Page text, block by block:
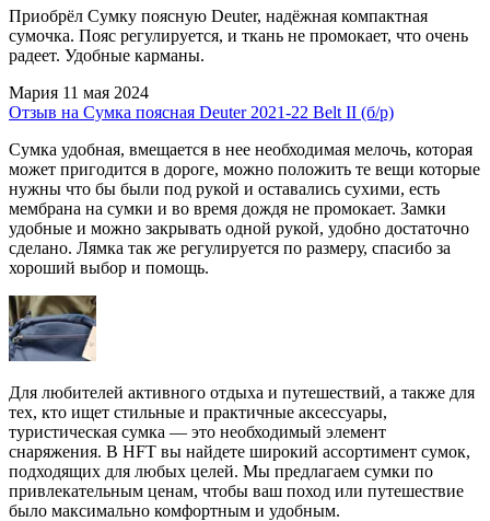
Приобрёл Сумку поясную Deuter, надёжная компактная
сумочка. Пояс регулируется, и ткань не промокает, что очень
радеет. Удобные карманы.
Мария 11 мая 2024
Отзыв на Сумка поясная Deuter 2021-22 Belt II (б/р)
Сумка удобная, вмещается в нее необходимая мелочь, которая
может пригодится в дороге, можно положить те вещи которые
нужны что бы были под рукой и оставались сухими, есть
мембрана на сумки и во время дождя не промокает. Замки
удобные и можно закрывать одной рукой, удобно достаточно
сделано. Лямка так же регулируется по размеру, спасибо за
хороший выбор и помощь.
Для любителей активного отдыха и путешествий, а также для
тех, кто ищет стильные и практичные аксессуары,
туристическая сумка — это необходимый элемент
снаряжения. В HFT вы найдете широкий ассортимент сумок,
подходящих для любых целей. Мы предлагаем сумки по
привлекательным ценам, чтобы ваш поход или путешествие
было максимально комфортным и удобным.